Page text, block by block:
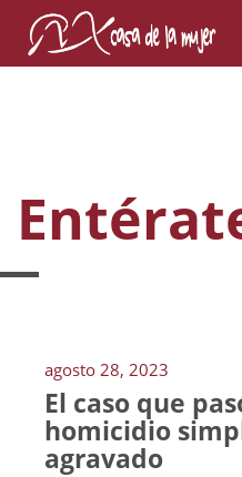
agosto 28, 2023
El caso que
homicidio
agravado